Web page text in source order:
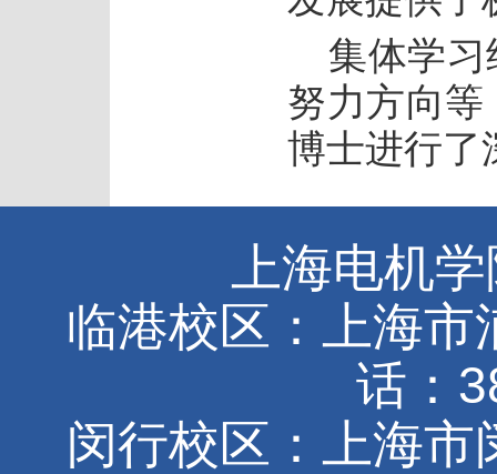
集体学
努力方向
博士进行了
上海电机
临港校区：上海
话：
闵行校区：上海